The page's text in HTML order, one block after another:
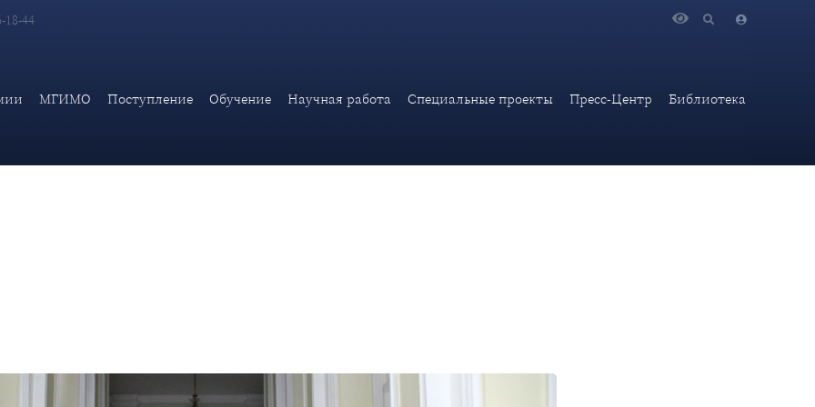
18-44
МГИМО Поступление Обучение Научная работа Специальные проекты Пресс-Центр Библиотека